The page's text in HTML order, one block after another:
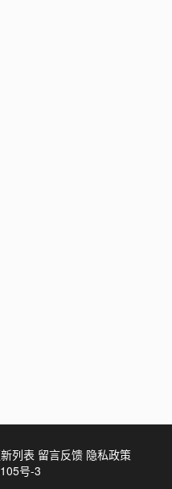
列表 留言反馈 隐私政策
号-3